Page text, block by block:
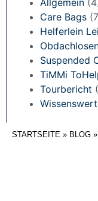
STARTSEITE » BLOG »
Allgemein
Care Bags
Helferlein
Suspended
TiMMi
Tourbericht